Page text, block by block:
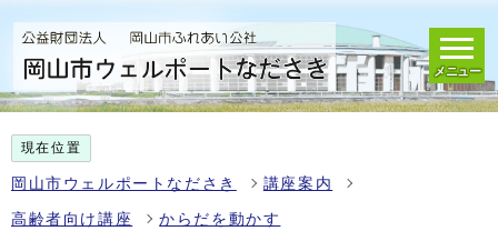
メニュー
現在位置
岡山市ウェルポートなださき 講座案内
高齢者向け講座 からだを動かす